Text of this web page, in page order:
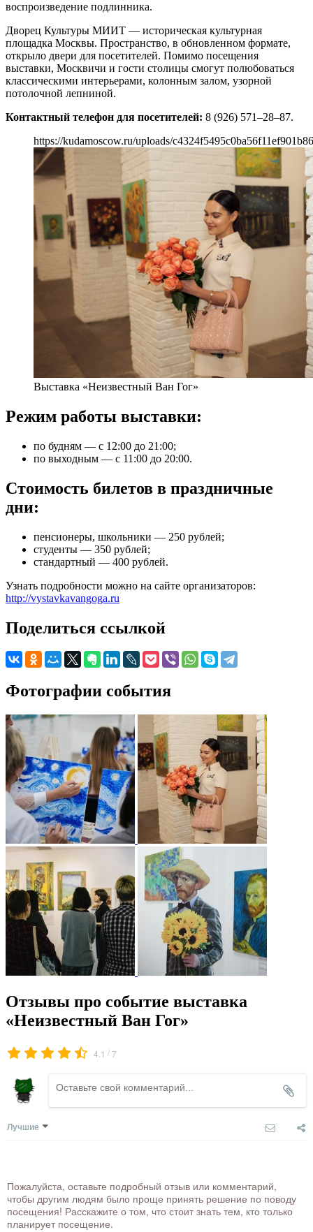
воспроизведение подлинника.
Дворец Культуры МИИТ — историческая культурная
площадка Москвы. Пространство, в обновленном формате,
открыло двери для посетителей. Помимо посещения
выставки, Москвичи и гости столицы смогут полюбоваться
классическими интерьерами, колонным залом, узорной
потолочной лепниной.
Контактный телефон для посетителей: 8 (926) 571–28–87.
https://kudamoscow.ru/uploads/
Выставка «Неизвестный Ван Гог»
Режим работы выставки:
по будням — с 12:00 до 21:00;
по выходным — с 11:00 до 20:00.
Стоимость билетов в праздничные
дни:
пенсионеры, школьники — 250 рублей;
студенты — 350 рублей;
стандартный — 400 рублей.
Узнать подробности можно на сайте организаторов:
http://vystavkavangoga.ru
Поделиться ссылкой
Фотографии события
Отзывы про событие выставка
«Неизвестный Ван Гог»
4.1 /7
Лучшие
Пожалуйста, оставьте подробный отзыв или комментарий,
чтобы другим людям было проще принять решение по поводу
посещения! Расскажите о том, что стоит знать тем, кто только
планирует посещение.